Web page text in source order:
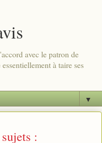
avec le patron de
à taire ses
▼
: